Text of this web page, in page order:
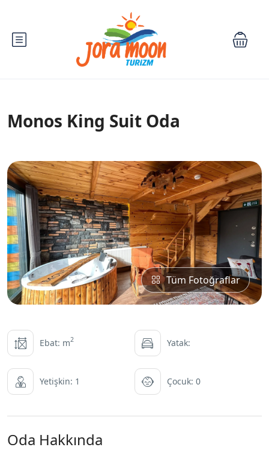
Monos King Suit Oda
Tüm Fotoğraflar
Ebat: m2 Yatak:
Yetişkin: 1 Çocuk: 0
Oda Hakkında